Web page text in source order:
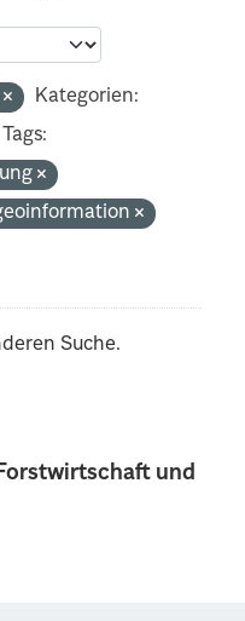
und
Kategorien:
Tags:
Suche.